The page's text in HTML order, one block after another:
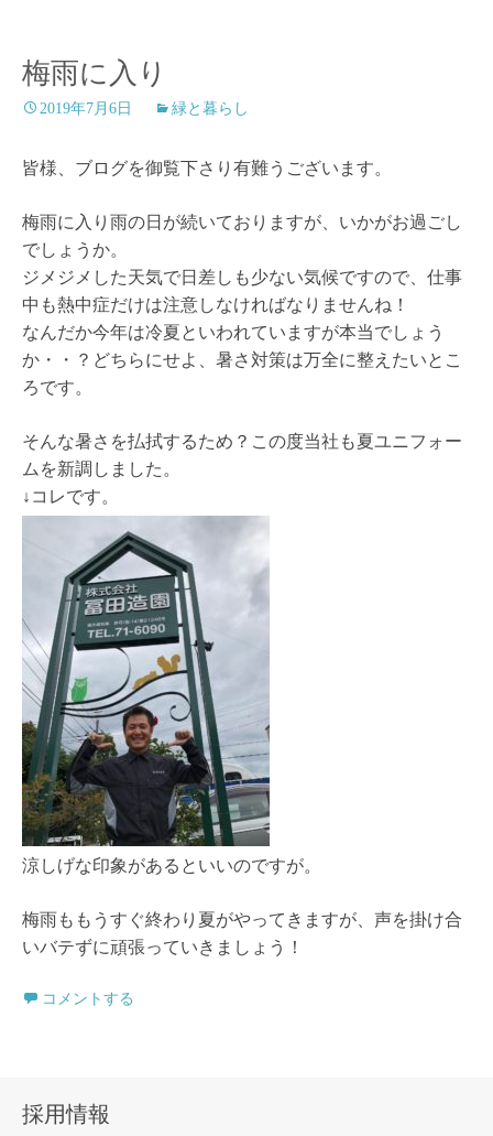
梅雨に入り
2019年7月6日 緑と暮らし
皆様、ブログを御覧下さり有難うございます。
梅雨に入り雨の日が続いておりますが、いかがお過ごし
でしょうか。
ジメジメした天気で日差しも少ない気候ですので、仕事
中も熱中症だけは注意しなければなりませんね！
なんだか今年は冷夏といわれていますが本当でしょう
か・・？どちらにせよ、暑さ対策は万全に整えたいとこ
ろです。
そんな暑さを払拭するため？この度当社も夏ユニフォー
ムを新調しました。
↓コレです。
涼しげな印象があるといいのですが。
梅雨ももうすぐ終わり夏がやってきますが、声を掛け合
いバテずに頑張っていきましょう！
コメントする
採用情報